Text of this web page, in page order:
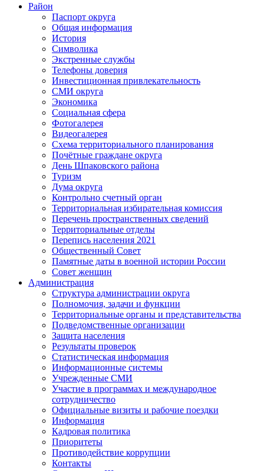
Район
Паспорт округа
Общая информация
История
Символика
Экстренные службы
Телефоны доверия
Инвестиционная привлекательность
СМИ округа
Экономика
Социальная сфера
Фотогалерея
Видеогалерея
Схема территориального планирования
Почётные граждане округа
День Шпаковского района
Туризм
Дума округа
Контрольно счетный орган
Территориальная избирательная комиссия
Перечень пространственных сведений
Территориальные отделы
Перепись населения 2021
Общественный Совет
Памятные даты в военной истории России
Совет женщин
Администрация
Структура администрации округа
Полномочия, задачи и функции
Территориальные органы и представительства
Подведомственные организации
Защита населения
Результаты проверок
Статистическая информация
Информационные системы
Учрежденные СМИ
Участие в программах и международное
сотрудничество
Официальные визиты и рабочие поездки
Информация
Кадровая политика
Приоритеты
Противодействие коррупции
Контакты